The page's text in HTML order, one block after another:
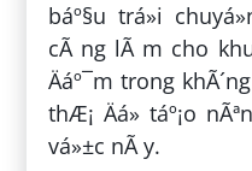
báº§u trá»i
cÃ ng lÃ m cho
Äáº¯m trong
thÆ¡ Äá» táº¡o
vá»±c nÃ y.